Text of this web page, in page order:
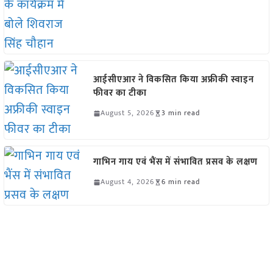
आईसीएआर ने विकसित किया अफ्रीकी स्वाइन
फीवर का टीका
August 5, 2026 3 min read
गाभिन गाय एवं भैंस में संभावित प्रसव के लक्षण
August 4, 2026 6 min read